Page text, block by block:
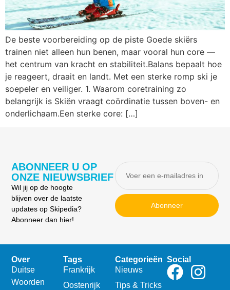
De beste voorbereiding op de piste Goede skiërs
trainen niet alleen hun benen, maar vooral hun core —
het centrum van kracht en stabiliteit.Balans bepaalt hoe
je reageert, draait en landt. Met een sterke romp ski je
soepeler en veiliger. 1. Waarom coretraining zo
belangrijk is Skiën vraagt coördinatie tussen boven- en
onderlichaam.Een sterke core: […]
ABONNEER U OP
ONZE NIEUWSBRIEF
Wil jij op de hoogte
blijven over de laatste
updates op Skipedia?
Abonneer dan hier!
Abonneer
Over
Duitse
Woorden
Tags
Frankrijk
Oostenrijk
Categorieën
Nieuws
Tips & Tricks
Social